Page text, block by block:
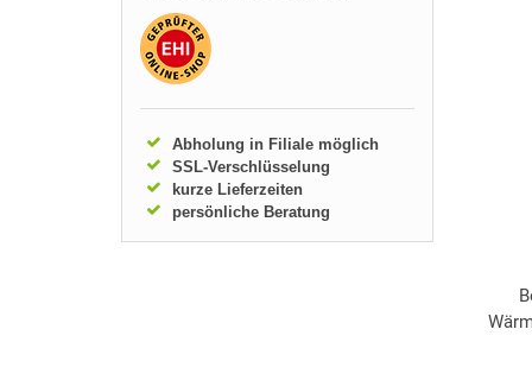
Abholung in Filiale möglich
SSL-Verschlüsselung
kurze Lieferzeiten
persönliche Beratung